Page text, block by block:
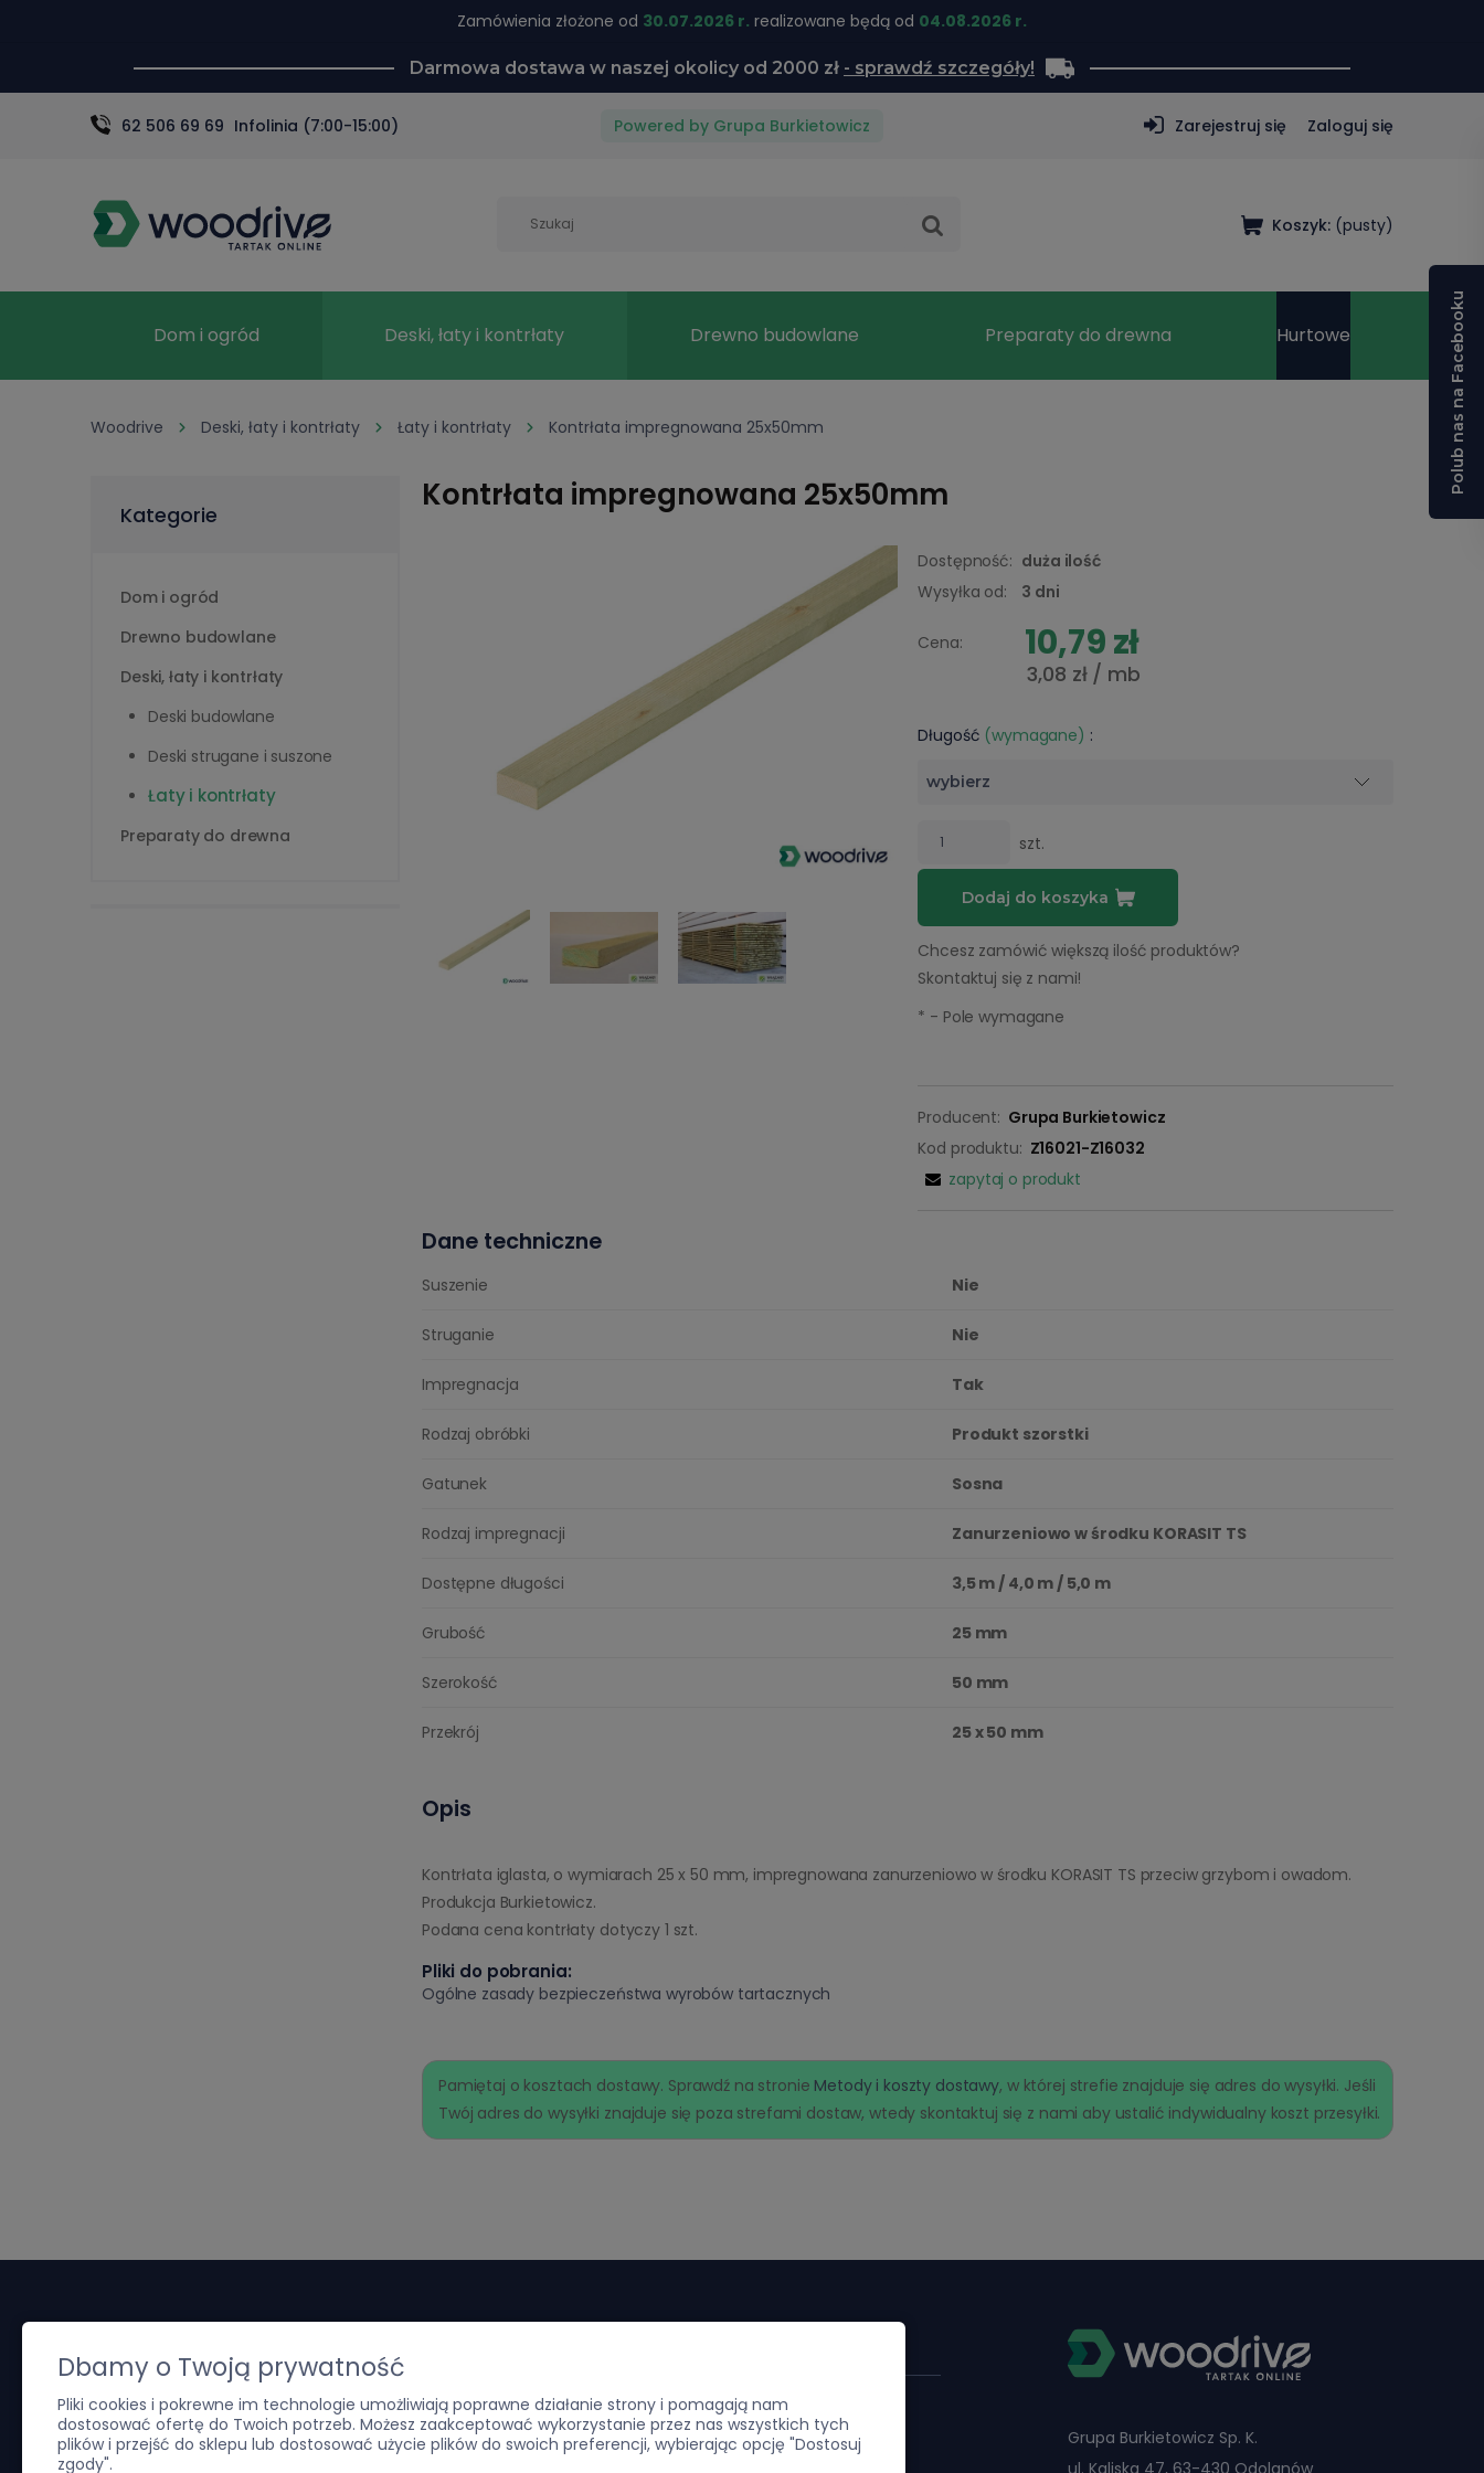
Zamówienia złożone od 30.07.2026 r. realizowane będą od 04.08.2026 r.
Darmowa dostawa w naszej okolicy od 2000 zł - sprawdź szczegóły!
62 506 69 69 Infolinia (7:00-15:00) Powered by Grupa Burkietowicz Zarejestruj się Zaloguj się
Koszyk: (pusty)
Dom i ogród Deski, łaty i kontrłaty Drewno budowlane Preparaty do drewna Hurtowe
Woodrive Deski, łaty i kontrłaty Łaty i kontrłaty Kontrłata impregnowana 25x50mm
Kategorie
Dom i ogród
Drewno budowlane
Deski, łaty i kontrłaty
Deski budowlane
Deski strugane i suszone
Łaty i kontrłaty
Preparaty do drewna
Kontrłata impregnowana 25x50mm
Dostępność: duża ilość
Wysyłka od:
3 dni
Cena: 10,79 zł
3,08 zł / mb
Długość (wymagane) :
szt.
Dodaj do koszyka
Chcesz zamówić większą ilość produktów?
Skontaktuj się z nami!
* - Pole wymagane
Producent: Grupa Burkietowicz
Kod produktu: Z16021-Z16032
zapytaj o produkt
Dane techniczne
Suszenie Nie
Struganie Nie
Impregnacja Tak
Rodzaj obróbki Produkt szorstki
Gatunek Sosna
Rodzaj impregnacji Zanurzeniowo w środku KORASIT TS
Dostępne długości 3,5 m / 4,0 m / 5,0 m
Grubość 25 mm
Szerokość 50 mm
Przekrój 25 x 50 mm
Opis
Kontrłata iglasta, o wymiarach 25 x 50 mm, impregnowana zanurzeniowo w środku KORASIT TS przeciw grzybom i owadom.
Produkcja Burkietowicz.
Podana cena kontrłaty dotyczy 1 szt.
Pliki do pobrania:
Ogólne zasady bezpieczeństwa wyrobów tartacznych
Pamiętaj o kosztach dostawy. Sprawdź na stronie Metody i koszty dostawy, w której strefie znajduje się adres do wysyłki. Jeśli
Twój adres do wysyłki znajduje się poza strefami dostaw, wtedy skontaktuj się z nami aby ustalić indywidualny koszt przesyłki.
Polub nas na Facebooku
Czas realizacji zamówienia
Metody i koszty dostawy
O nas
RODO
Twoje zamówienia
Ustawienia konta
Grupa Burkietowicz Sp. K.
ul. Kaliska 47, 63-430 Odolanów
Dbamy o Twoją prywatność
Pliki cookies i pokrewne im technologie umożliwiają poprawne działanie strony i pomagają nam
dostosować ofertę do Twoich potrzeb. Możesz zaakceptować wykorzystanie przez nas wszystkich tych
plików i przejść do sklepu lub dostosować użycie plików do swoich preferencji, wybierając opcję "Dostosuj
zgody".